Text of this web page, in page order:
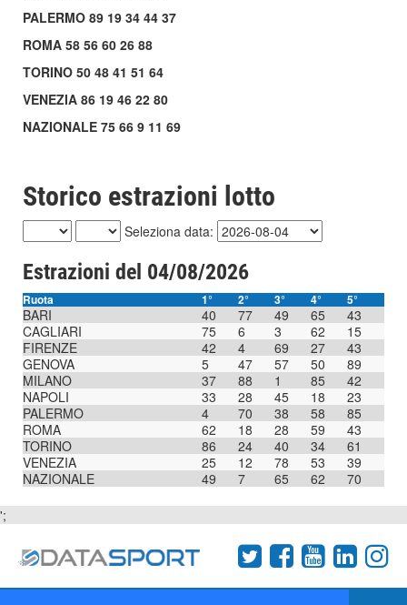
PALERMO 89 19 34 44 37
ROMA 58 56 60 26 88
TORINO 50 48 41 51 64
VENEZIA 86 19 46 22 80
NAZIONALE 75 66 9 11 69
Storico estrazioni lotto
Seleziona data:
Estrazioni del 04/08/2026
Ruota 1° 2° 3° 4° 5°
BARI 40 77 49 65
43
CAGLIARI
75 6 3 62
15
FIRENZE
42 4 69 27
43
GENOVA
5 47 57 50
89
MILANO
37 88 1 85
42
NAPOLI
33 28 45 18
23
PALERMO
4 70 38 58
85
ROMA
62 18 28 59
43
TORINO
86 24 40 34
61
VENEZIA
25 12 78 53
39
NAZIONALE
49 7 65 62
70
';